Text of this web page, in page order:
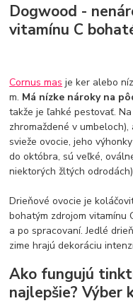
Dogwood -
vitamínu C
Cornus mas je ker alebo
m. Má nízke nároky na
takže je ľahké pestovať.
zhromaždené v
svieže ovocie, jeho
do októbra, sú veľké,
niektorých žltých
Drieňové ovocie je
bohatým zdrojom vitamínu
a po spracovaní. Jedlé
zime hrajú dekoráciu
Ako fungujú
najlepšie?